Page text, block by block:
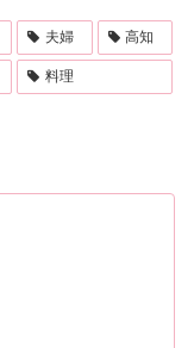
夫婦 高知
料理